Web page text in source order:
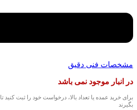
مشخصات فنی دقیق
در انبار موجود نمی باشد
برای خرید عمده یا تعداد بالا، درخواست خود را ثبت
بگیرند